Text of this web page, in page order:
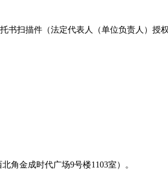
扫描件（法定代表人（单位负责人）
角金成时代广场9号楼1103室）。